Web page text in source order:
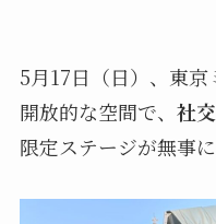
5月17日（日）、東京
開放的な空間で、 社
限定ステージが無事